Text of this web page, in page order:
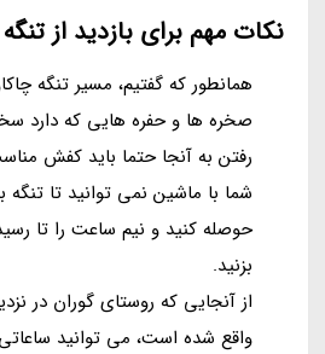
نکات مهم برای بازدید از
همانطور که گفتیم، مسیر تنگه
صخره ها و حفره هایی که دارد
رفتن به آنجا حتما باید کفش
شما با ماشین نمی توانید تا تنگه
حوصله کنید و نیم ساعت را تا
بزنید.
از آنجایی که روستای گوران در
واقع شده است، می توانید